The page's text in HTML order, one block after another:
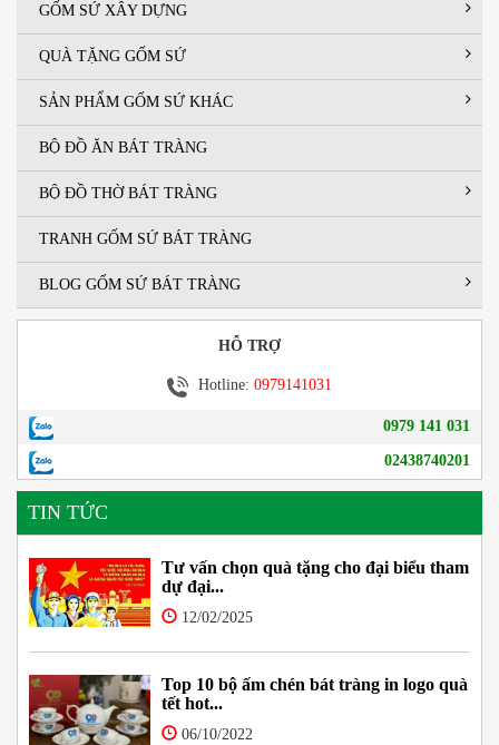
GỐM SỨ XÂY DỰNG
QUÀ TẶNG GỐM SỨ
SẢN PHẨM GỐM SỨ KHÁC
BỘ ĐỒ ĂN BÁT TRÀNG
BỘ ĐỒ THỜ BÁT TRÀNG
TRANH GỐM SỨ BÁT TRÀNG
BLOG GỐM SỨ BÁT TRÀNG
HỖ TRỢ
Hotline: 0979141031
0979 141 031
02438740201
TIN TỨC
Tư vấn chọn quà tặng cho đại biểu tham
dự đại...
12/02/2025
Top 10 bộ ấm chén bát tràng in logo quà
tết hot...
06/10/2022